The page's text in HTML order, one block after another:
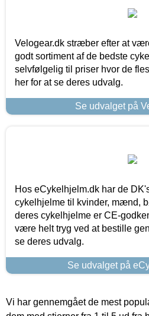
Velogear.dk stræber efter at
godt sortiment af de bedste
selvfølgelig til priser hvor de
her for at se deres udvalg.
Se udvalget på
Hos eCykelhjelm.dk har de
cykelhjelme til kvinder, mænd,
deres cykelhjelme er CE-
være helt tryg ved at bestille
se deres udvalg.
Se udvalget på
Vi har gennemgået de mest